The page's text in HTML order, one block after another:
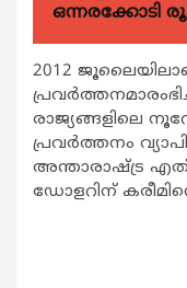
ഒന്നരക്കോടി
2012
രാജ്യങ്ങളിലെ
പ്രവര്‍ത്തനം
അന്താരാഷ്ട്ര
ഡോളറിന്